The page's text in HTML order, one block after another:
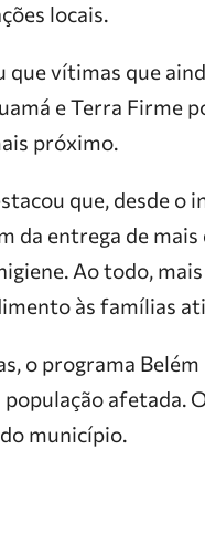
locais.
vítimas que
e Terra Firme
próximo.
que, desde o
da entrega de
Ao todo,
às famílias
o programa
afetada.
município.